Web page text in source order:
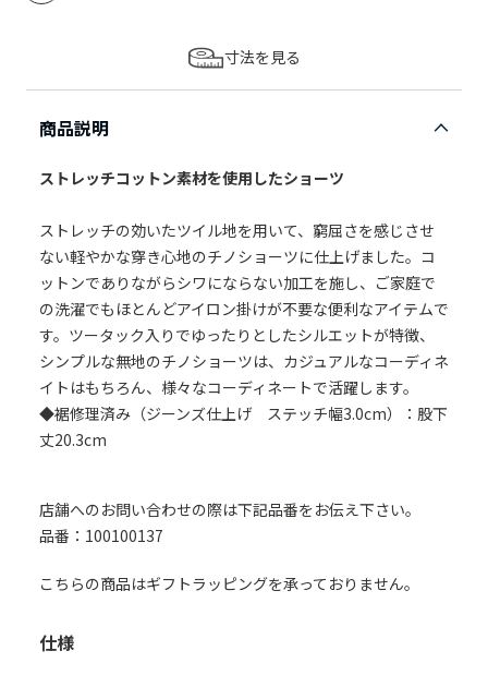
寸法を見る
商品説明
ストレッチコットン素材を使用したショーツ
ストレッチの効いたツイル地を用いて、窮屈さを感じさせ
ない軽やかな穿き心地のチノショーツに仕上げました。コ
ットンでありながらシワにならない加工を施し、ご家庭で
の洗濯でもほとんどアイロン掛けが不要な便利なアイテムで
す。ツータック入りでゆったりとしたシルエットが特徴、
シンプルな無地のチノショーツは、カジュアルなコーディネ
イトはもちろん、様々なコーディネートで活躍します。
◆裾修理済み（ジーンズ仕上げ ステッチ幅3.0cm）：股下
丈20.3cm
店舗へのお問い合わせの際は下記品番をお伝え下さい。
品番：100100137
こちらの商品はギフトラッピングを承っておりません。
仕様